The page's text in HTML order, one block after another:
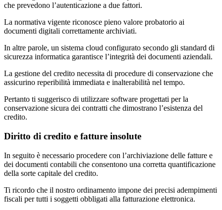
che prevedono l’autenticazione a due fattori.
La normativa vigente riconosce pieno valore probatorio ai
documenti digitali correttamente archiviati.
In altre parole, un sistema cloud configurato secondo gli standard di
sicurezza informatica garantisce l’integrità dei documenti aziendali.
La gestione del credito necessita di procedure di conservazione che
assicurino reperibilità immediata e inalterabilità nel tempo.
Pertanto ti suggerisco di utilizzare software progettati per la
conservazione sicura dei contratti che dimostrano l’esistenza del
credito.
Diritto di credito e fatture insolute
In seguito è necessario procedere con l’archiviazione delle fatture e
dei documenti contabili che consentono una corretta quantificazione
della sorte capitale del credito.
Ti ricordo che il nostro ordinamento impone dei precisi adempimenti
fiscali per tutti i soggetti obbligati alla fatturazione elettronica.